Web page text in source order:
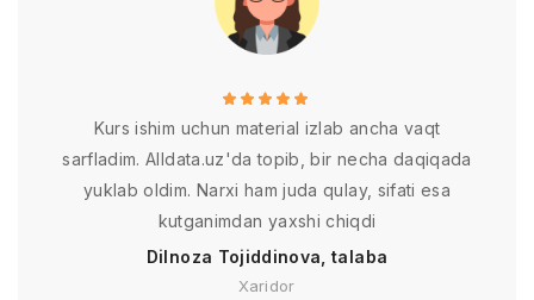
Kurs ishim uchun material izlab ancha vaqt
sarfladim. Alldata.uz'da topib, bir necha daqiqada
yuklab oldim. Narxi ham juda qulay, sifati esa
kutganimdan yaxshi chiqdi
Dilnoza Tojiddinova, talaba
Xaridor